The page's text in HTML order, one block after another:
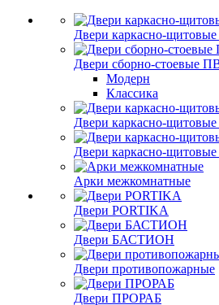
Двери каркасно-
Двери сборно-стоевые
Модерн
Классика
Двери каркасно-
Двери каркасно-
Арки межкомнатные
Двери PORTIKA
Двери БАСТИОН
Двери противопожарные
Двери ПРОРАБ